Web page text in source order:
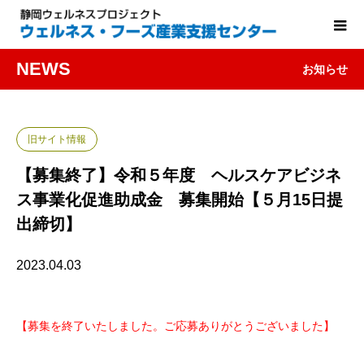
NEWS お知らせ
旧サイト情報
【募集終了】令和５年度 ヘルスケアビジネ
ス事業化促進助成金 募集開始【５月15日提
出締切】
2023.04.03
【募集を終了いたしました。ご応募ありがとうございました】